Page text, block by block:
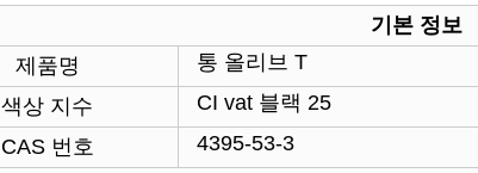
기본 정보
제품명
통 올리브 T
색상 지수
CI vat 블랙 25
CAS 번호
4395-53-3